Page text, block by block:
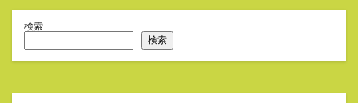
検索
検索